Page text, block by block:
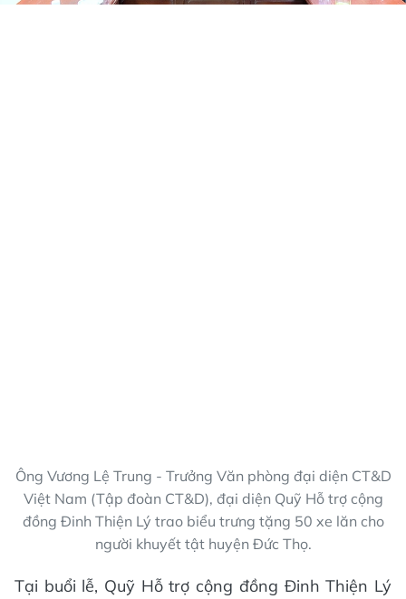
Ông Vương Lệ Trung - Trưởng Văn phòng đại diện CT&D
Việt Nam (Tập đoàn CT&D), đại diện Quỹ Hỗ trợ cộng
đồng Đinh Thiện Lý trao biểu trưng tặng 50 xe lăn cho
người khuyết tật huyện Đức Thọ.
Tại buổi lễ, Quỹ Hỗ trợ cộng đồng Đinh Thiện Lý